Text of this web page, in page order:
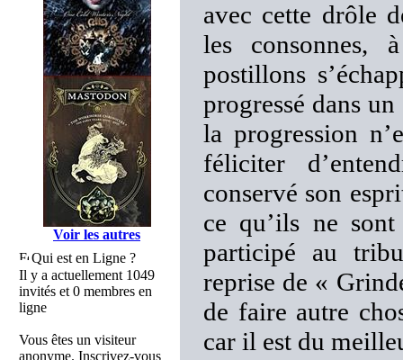
Voir les autres
Qui est en Ligne ?
Il y a actuellement 1049
invités et 0 membres en
ligne
Vous êtes un visiteur
anonyme. Inscrivez-vous
avec cette drôle
les consonnes,
postillons
progressé dans
la progression
féliciter
conservé son
ce qu’ils ne
participé au
reprise de «
de faire autre
car il est du